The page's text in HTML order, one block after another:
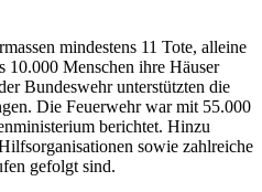
mindestens 11 Tote, alleine
10.000 Menschen ihre Häuser
Bundeswehr unterstützten die
Die Feuerwehr war mit 55.000
berichtet. Hinzu
sowie zahlreiche
gefolgt sind.